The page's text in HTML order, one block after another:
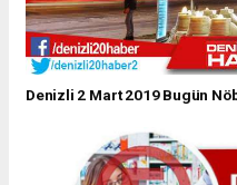
Denizli 2 Mart 2019 Bugün